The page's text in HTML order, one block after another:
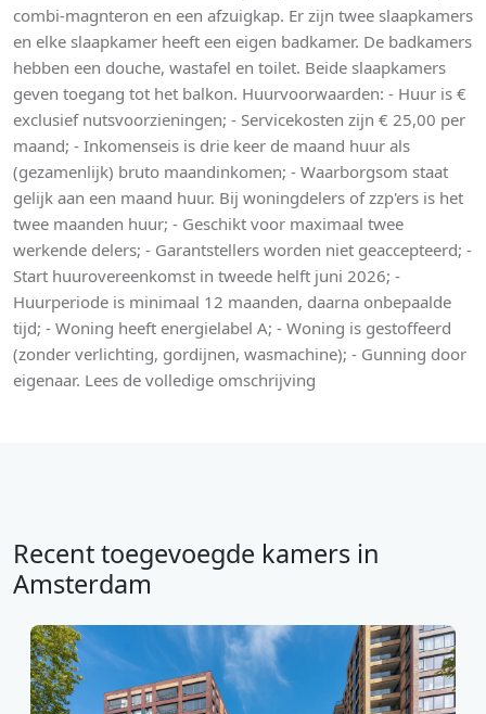
combi-magnteron en een afzuigkap. Er zijn twee slaapkamers
en elke slaapkamer heeft een eigen badkamer. De badkamers
hebben een douche, wastafel en toilet. Beide slaapkamers
geven toegang tot het balkon. Huurvoorwaarden: - Huur is €
exclusief nutsvoorzieningen; - Servicekosten zijn € 25,00 per
maand; - Inkomenseis is drie keer de maand huur als
(gezamenlijk) bruto maandinkomen; - Waarborgsom staat
gelijk aan een maand huur. Bij woningdelers of zzp'ers is het
twee maanden huur; - Geschikt voor maximaal twee
werkende delers; - Garantstellers worden niet geaccepteerd; -
Start huurovereenkomst in tweede helft juni 2026; -
Huurperiode is minimaal 12 maanden, daarna onbepaalde
tijd; - Woning heeft energielabel A; - Woning is gestoffeerd
(zonder verlichting, gordijnen, wasmachine); - Gunning door
eigenaar. Lees de volledige omschrijving
Recent toegevoegde kamers in
Amsterdam